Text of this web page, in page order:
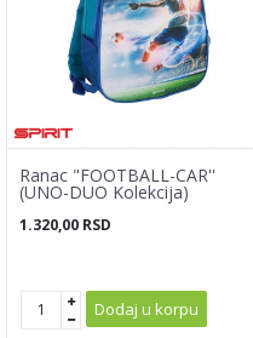
Ranac "FOOTBALL-CAR''
(UNO-DUO Kolekcija)
1.320,00 RSD
Dodaj u korpu